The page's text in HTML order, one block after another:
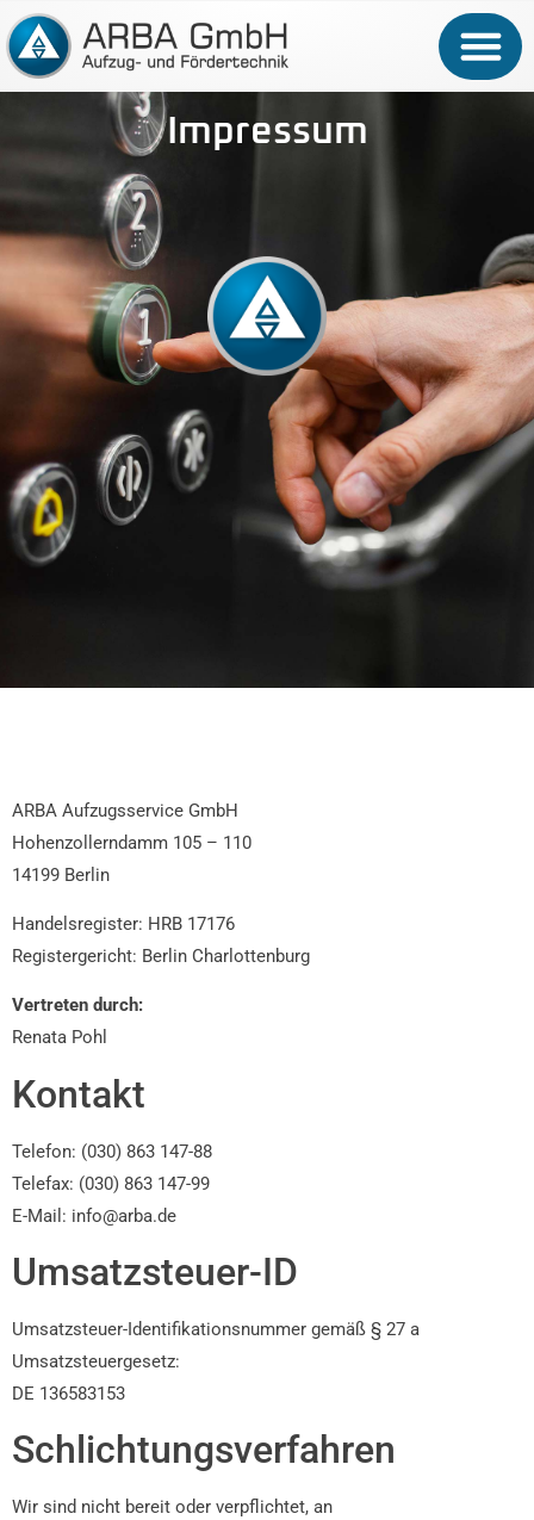
Impressum
ARBA Aufzugsservice GmbH
Hohenzollerndamm 105 – 110
14199 Berlin
Handelsregister: HRB 17176
Registergericht: Berlin Charlottenburg
Vertreten durch:
Renata Pohl
Kontakt
Telefon: (030) 863 147-88
Telefax: (030) 863 147-99
E-Mail: info@arba.de
Umsatzsteuer-ID
Umsatzsteuer-Identifikationsnummer gemäß § 27 a
Umsatzsteuergesetz:
DE 136583153
Schlichtungsverfahren
Wir sind nicht bereit oder verpflichtet, an